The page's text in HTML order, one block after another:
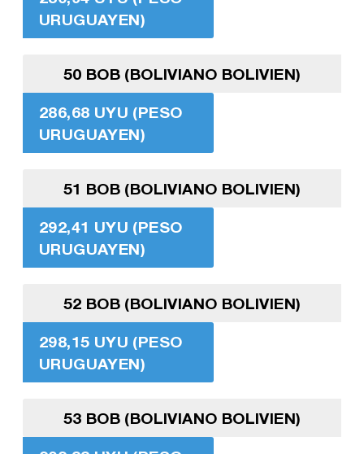
URUGUAYEN)
50 BOB (BOLIVIANO BOLIVIEN)
286,68 UYU (PESO
URUGUAYEN)
51 BOB (BOLIVIANO BOLIVIEN)
292,41 UYU (PESO
URUGUAYEN)
52 BOB (BOLIVIANO BOLIVIEN)
298,15 UYU (PESO
URUGUAYEN)
53 BOB (BOLIVIANO BOLIVIEN)